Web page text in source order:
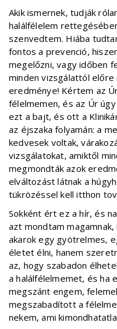
Akik ismernek, tudják
halálfélelem
szenvedtem. Hiába
fontos a prevenció,
megelőzni, vagy időben
minden vizsgálattól
eredménye! Kértem az
félelmemen, és az Úr
ezt a bajt, és ott a
az éjszaka folyamán: a
kedvesek voltak,
vizsgálatokat, amiktől
megmondták azok
elváltozást látnak a
tükrözéssel kell itthon
Sokként ért ez a hír, és
azt mondtam
akarok egy gyötrelmes,
életet élni, hanem
az, hogy szabadon
a halálfélelmemet, és ha
megszánt engem,
megszabadított a
nekem, ami